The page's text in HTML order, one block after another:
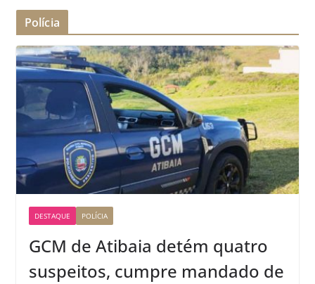
Polícia
DESTAQUE POLÍCIA
GCM de Atibaia detém quatro
suspeitos, cumpre mandado de